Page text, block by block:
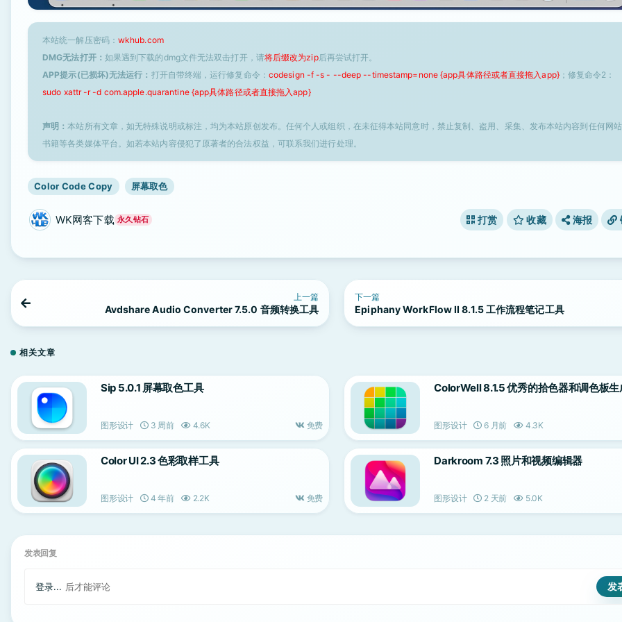
本站统一解压密码： wkhub.com
DMG无法打开： 如果遇到下载的dmg文件无法双击打开，请将后缀改为zip后再尝试打开。
APP提示(已损坏)无法运行： 打开自带终端，运行修复命令： codesign -f -s - --deep --timestamp=none {app具体路径或者直接拖入app}；修复命令2：
sudo xattr -r -d com.apple.quarantine {app具体路径或者直接拖入app}
声明：本站所有文章，如无特殊说明或标注，均为本站原创发布。任何个人或组织，在未征得本站同意时，禁止复制、盗用、采集、发布本站内容到任何网
书籍等各类媒体平台。如若本站内容侵犯了原著者的合法权益，可联系我们进行处理。
Color Code Copy 屏幕取色
WK网客下载 永久钻石 打赏 收藏 海报
上一篇
Avdshare Audio Converter 7.5.0 音频转换工具
下一篇
Epiphany WorkFlow II 8.1.5 工作流程笔记工具
相关文章
Sip 5.0.1 屏幕取色工具
图形设计 3 周前 4.6K 免费
ColorWell 8.1.5 优秀的拾色器和调色板生
图形设计 6 月前 4.3K
Color UI 2.3 色彩取样工具
图形设计 4 年前 2.2K 免费
Darkroom 7.3 照片和视频编辑器
图形设计 2 天前 5.0K
发表回复
登录... 后才能评论